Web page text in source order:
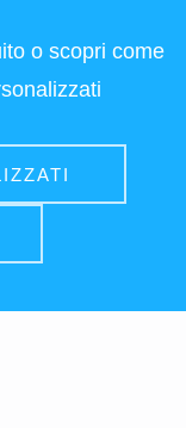
o scopri come